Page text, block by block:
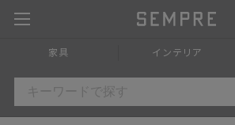
家具 インテリア